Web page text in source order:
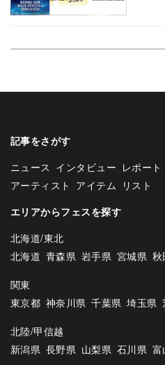
記事をさがす
ニュース インタビュー レポート
アーティスト アイテム
リスト
エリアからフェスを探す
北海道/東北
北海道 青森県 岩手県 宮城県 秋
関東
東京都 神奈川県 千葉県 埼玉県
北陸/甲信越
新潟県 長野県 山梨県 石川県 富